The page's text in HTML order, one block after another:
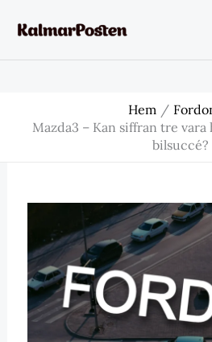
Hem
Mazda3 – Kan siffran tre
bilsuccé?